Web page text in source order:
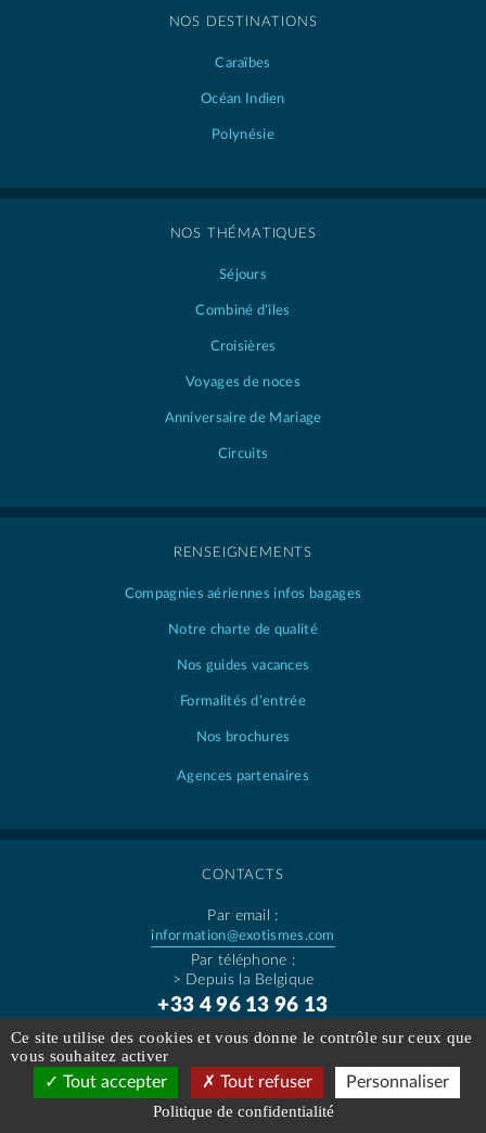
Réservez votre Voyage
à partir de 1659€
NOS DESTINATIONS
Caraïbes
Océan Indien
Polynésie
NOS THÉMATIQUES
Séjours
Combiné d’îles
Croisières
Voyages de noces
Anniversaire de Mariage
Circuits
RENSEIGNEMENTS
Compagnies aériennes infos bagages
Notre charte de qualité
Nos guides vacances
Formalités d’entrée
Nos brochures
Agences partenaires
CONTACTS
Par email :
information@exotismes.com
Par téléphone :
> Depuis la Belgique
+33 4 96 13 96 13
(0,20€/min)
Ce site utilise des cookies et vous donne le contrôle sur ceux que
vous souhaitez activer
Tout accepter
Tout refuser
Personnaliser
Politique de confidentialité